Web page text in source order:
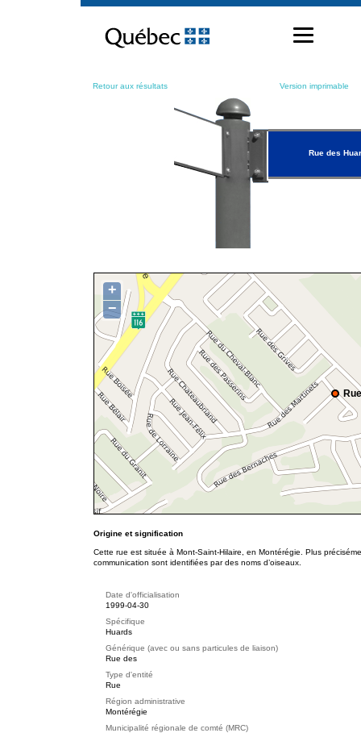
contenu
Retour aux résultats Version imprimable
Rue des
+
−
Origine et signification
Cette rue est située à Mont-Saint-Hilaire, en Montérégie. Plus
communication sont identifiées par des noms d’oiseaux.
Date d'officialisation
1999-04-30
Spécifique
Huards
Générique (avec ou sans particules de liaison)
Rue des
Type d'entité
Rue
Région administrative
Montérégie
Municipalité régionale de comté (MRC)